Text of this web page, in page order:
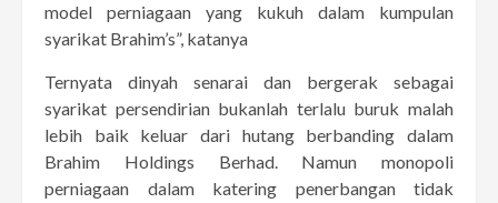
model perniagaan yang kukuh dalam kumpulan
syarikat Brahim’s”, katanya
Ternyata dinyah senarai dan bergerak sebagai
syarikat persendirian bukanlah terlalu buruk malah
lebih baik keluar dari hutang berbanding dalam
Brahim Holdings Berhad. Namun monopoli
perniagaan dalam katering penerbangan tidak